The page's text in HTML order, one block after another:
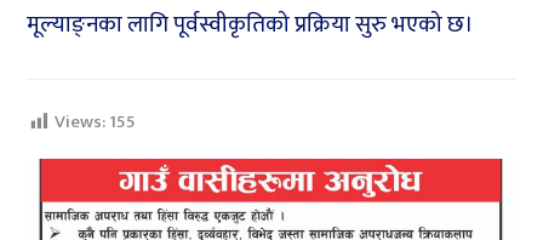
मूल्याङ्नका लागि पूर्वस्वीकृतिको प्रक्रिया सुरु भएको छ।
Views:155